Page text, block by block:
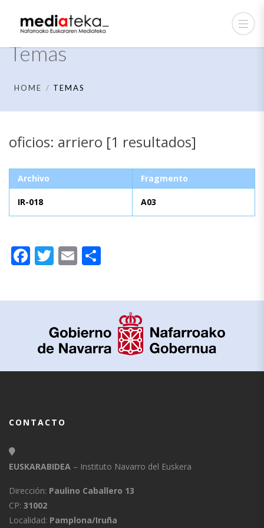
Temas
HOME TEMAS
oficios: arriero [1 resultados]
Archivo Fragmento
IR-018 A03
Facebook
Twitter
Email
CONTACTO
EUSKARABIDEA – Instituto Navarro del Euskera
Dirección: Paulino Caballero 13
CP: 31002
Localidad: Pamplona/Iruña